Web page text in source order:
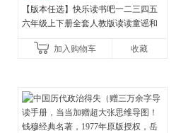
【版本任选】快乐读书吧一二三四五
六年级上下册全套人教版读读童谣和
古代寓言安徒生童话学生阅
加入购物车 收藏